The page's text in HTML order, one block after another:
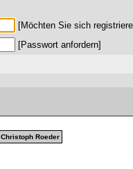
Möchten Sie sich
Passwort anfordern
Christoph Roeder